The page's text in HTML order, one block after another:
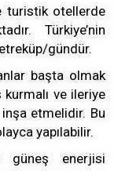
turistik otellerde
Türkiye’nin
gündür.
başta olmak
ve ileriye
etmelidir. Bu
yapılabilir.
güneş enerjisi